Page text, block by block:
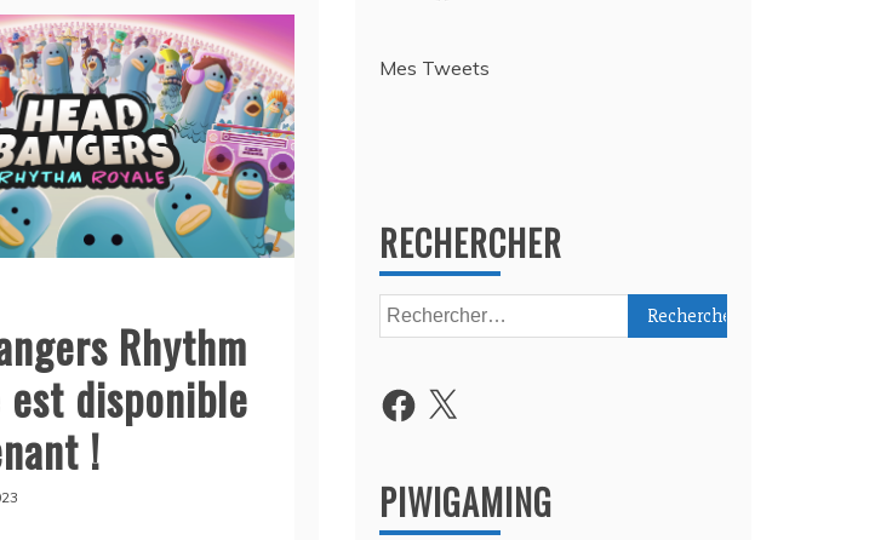
Rhythm
est disponible
!
Mes Tweets
RECHERCHER
Rechercher :
Facebook
X
PIWIGAMING